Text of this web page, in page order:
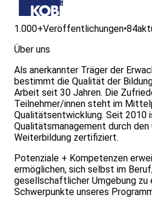
1.000+Veröffentlichungen•84
Über uns
Als anerkannter Träger der
bestimmt die Qualität der
Arbeit seit 30 Jahren. Die
Teilnehmer/innen steht im
Qualitätsentwicklung. Seit 2010
Qualitätsmanagement durch
Weiterbildung zertifiziert.
Potenziale + Kompetenzen
ermöglichen, sich selbst im
gesellschaftlicher Umgebung zu
Schwerpunkte unseres